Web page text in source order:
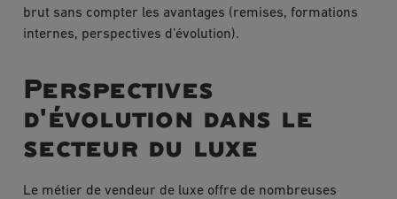
brut sans compter les avantages (remises, formations
internes, perspectives d’évolution).
Perspectives
d'évolution dans le
secteur du luxe
Le métier de vendeur de luxe offre de nombreuses